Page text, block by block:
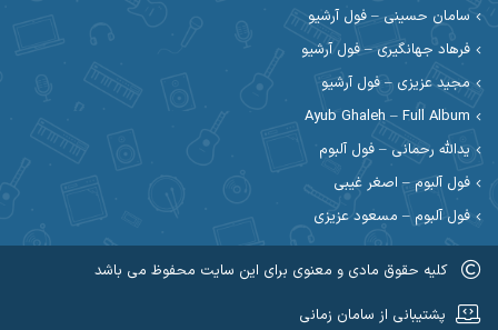
احمد صحراییان
احمد نازدار احمد نوریان
احمدرضا امرایی
ارسلان منصوری ارسی بند
اسماعیل منتی
اشکان ابرناک اشکان فتحی
سامان حسینی – فول آرشیو
فرهاد جهانگیری – فول آرشیو
مجید عزیزی – فول آرشیو
Ayub Ghaleh – Full Album
یدالله رحمانی – فول آلبوم
فول آلبوم – اصغر غیبی
فول آلبوم – مسعود عزیزی
کلیه حقوق مادی و معنوی برای این سایت محفوظ می باشد
پشتیبانی از سامان زمانی